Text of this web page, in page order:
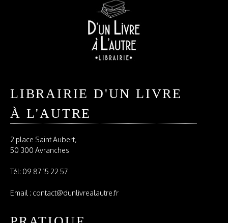
LIBRAIRIE D'UN LIVRE
À L'AUTRE
2 place Saint Aubert,
50 300 Avranches
Tél: 09 87 15 22 57
Email : contact@dunlivrealautre.fr